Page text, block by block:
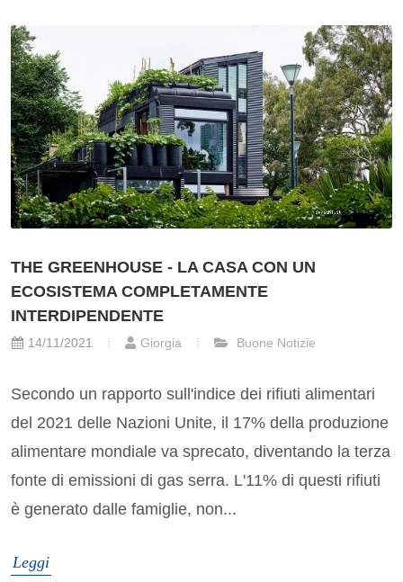
THE GREENHOUSE - LA CASA CON UN
ECOSISTEMA COMPLETAMENTE
INTERDIPENDENTE
14/11/2021 Giorgia Buone Notizie
Secondo un rapporto sull'indice dei rifiuti alimentari
del 2021 delle Nazioni Unite, il 17% della produzione
alimentare mondiale va sprecato, diventando la terza
fonte di emissioni di gas serra. L'11% di questi rifiuti
è generato dalle famiglie, non...
Leggi